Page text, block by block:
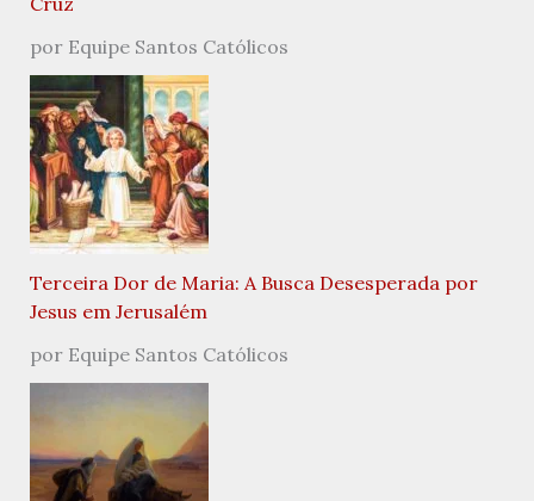
por Equipe Santos Católicos
Terceira Dor de Maria: A Busca Desesperada por
Jesus em Jerusalém
por Equipe Santos Católicos